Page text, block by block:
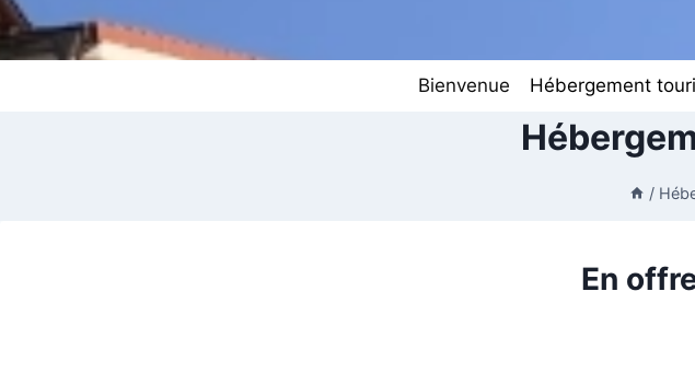
Bienvenue Hébergement
/
En